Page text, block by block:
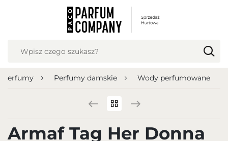
Perfumy Perfumy damskie Wody perfumowane
Armaf Tag Her Donna
USTAWIENIA REGIONALNE
Język
Polish zloty (PLN)